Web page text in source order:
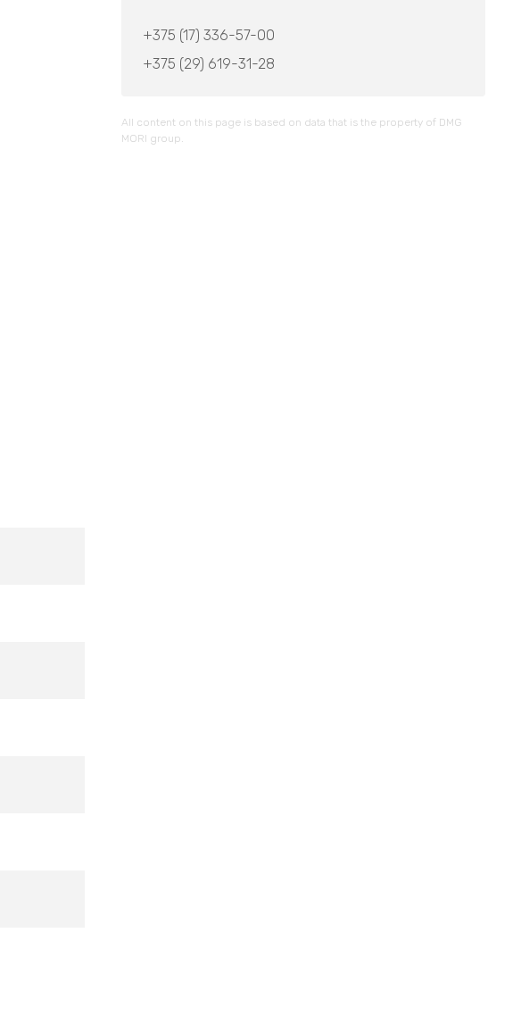
+375 (17) 336-57-00
+375 (29) 619-31-28
All content on this page is based on data that is the property of DMG
MORI group.